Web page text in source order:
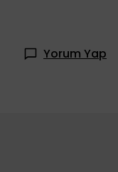
Yorum Yap